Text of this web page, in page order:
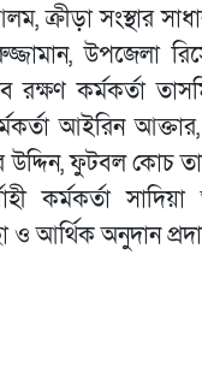
ক্রীড়া সংস্থার
উপজেলা
রক্ষণ কর্মকর্তা
আইরিন
উদ্দিন, ফুটবল কোচ
কর্মকর্তা
আর্থিক অনুদান